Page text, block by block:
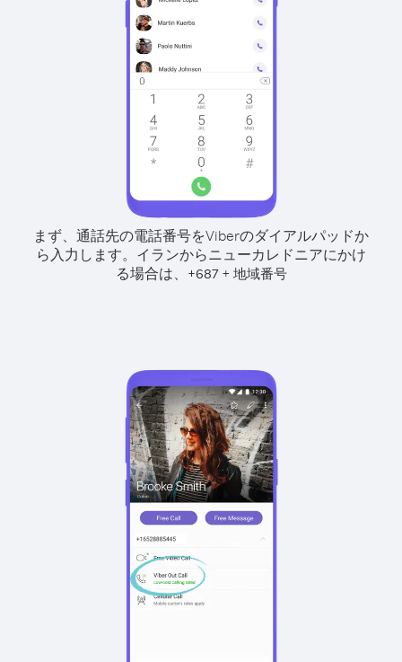
まず、通話先の電話番号をViberのダイアルパッドか
ら入力します。 イランからニューカレドニアにかけ
る場合は、
+687+ 地域番号